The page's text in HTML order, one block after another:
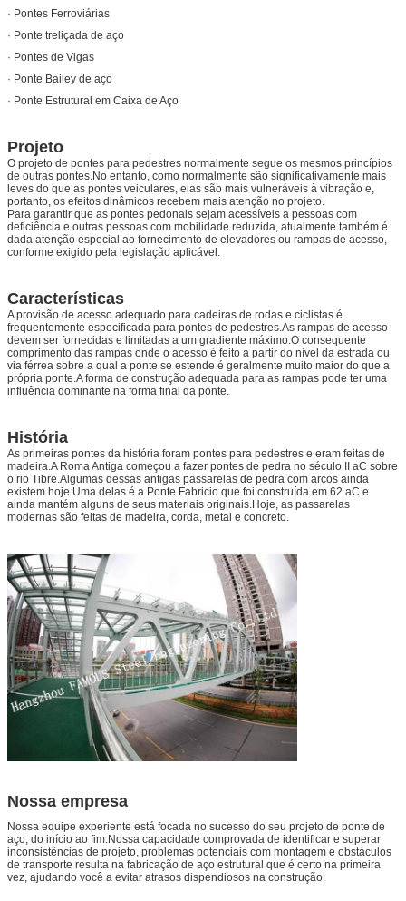
· Pontes Ferroviárias
· Ponte treliçada de aço
· Pontes de Vigas
· Ponte Bailey de aço
· Ponte Estrutural em Caixa de Aço
Projeto
O projeto de pontes para pedestres normalmente segue os mesmos princípios
de outras pontes.No entanto, como normalmente são significativamente mais
leves do que as pontes veiculares, elas são mais vulneráveis ​​à vibração e,
portanto, os efeitos dinâmicos recebem mais atenção no projeto.
Para garantir que as pontes pedonais sejam acessíveis a pessoas com
deficiência e outras pessoas com mobilidade reduzida, atualmente também é
dada atenção especial ao fornecimento de elevadores ou rampas de acesso,
conforme exigido pela legislação aplicável.
Características
A provisão de acesso adequado para cadeiras de rodas e ciclistas é
frequentemente especificada para pontes de pedestres.As rampas de acesso
devem ser fornecidas e limitadas a um gradiente máximo.O consequente
comprimento das rampas onde o acesso é feito a partir do nível da estrada ou
via férrea sobre a qual a ponte se estende é geralmente muito maior do que a
própria ponte.A forma de construção adequada para as rampas pode ter uma
influência dominante na forma final da ponte.
História
As primeiras pontes da história foram pontes para pedestres e eram feitas de
madeira.A Roma Antiga começou a fazer pontes de pedra no século II aC sobre
o rio Tibre.Algumas dessas antigas passarelas de pedra com arcos ainda
existem hoje.Uma delas é a Ponte Fabricio que foi construída em 62 aC e
ainda mantém alguns de seus materiais originais.Hoje, as passarelas
modernas são feitas de madeira, corda, metal e concreto.
Nossa empresa
Nossa equipe experiente está focada no sucesso do seu projeto de ponte de
aço, do início ao fim.Nossa capacidade comprovada de identificar e superar
inconsistências de projeto, problemas potenciais com montagem e obstáculos
de transporte resulta na fabricação de aço estrutural que é certo na primeira
vez, ajudando você a evitar atrasos dispendiosos na construção.